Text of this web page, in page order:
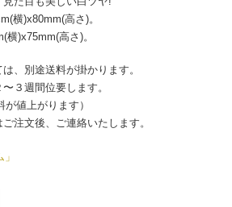
横)x80mm(高さ)。
横)x75mm(高さ)。
、別途送料が掛かります。
３週間位要します。
が値上がります）
注文後、ご連絡いたします。